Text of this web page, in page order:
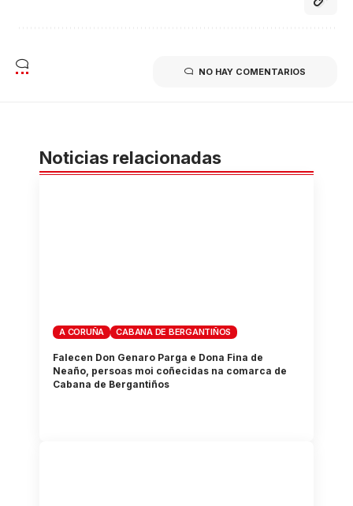
NO HAY COMENTARIOS
Noticias relacionadas
A CORUÑA CABANA DE BERGANTIÑOS
Falecen Don Genaro Parga e Dona Fina de
Neaño, persoas moi coñecidas na comarca de
Cabana de Bergantiños